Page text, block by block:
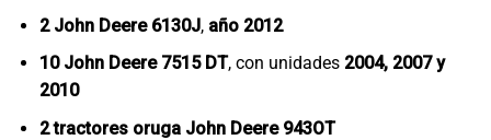
2 John Deere 6130J, año 2012
10 John Deere 7515 DT, con unidades 2004, 2007 y
2010
2 tractores oruga John Deere 943OT